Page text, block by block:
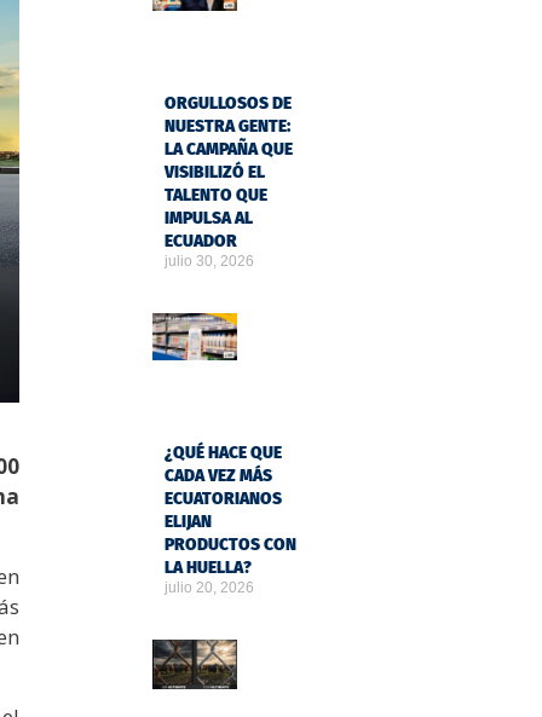
ORGULLOSOS DE
NUESTRA GENTE:
LA CAMPAÑA QUE
VISIBILIZÓ EL
TALENTO QUE
IMPULSA AL
ECUADOR
julio 30, 2026
¿QUÉ HACE QUE
CADA VEZ MÁS
ECUATORIANOS
ELIJAN
PRODUCTOS CON
LA HUELLA?
julio 20, 2026